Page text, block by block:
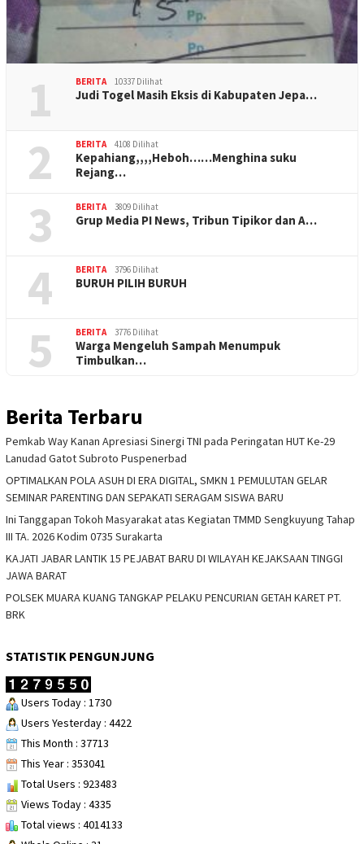
1 BERITA 10337 Dilihat
Judi Togel Masih Eksis di Kabupaten Jepa…
2 BERITA 4108 Dilihat
Kepahiang,,,,Heboh……Menghina suku
Rejang…
3 BERITA 3809 Dilihat
Grup Media PI News, Tribun Tipikor dan A…
4 BERITA 3796 Dilihat
BURUH PILIH BURUH
5 BERITA 3776 Dilihat
Warga Mengeluh Sampah Menumpuk
Timbulkan…
Berita Terbaru
Pemkab Way Kanan Apresiasi Sinergi TNI pada Peringatan HUT Ke-29
Lanudad Gatot Subroto Puspenerbad
OPTIMALKAN POLA ASUH DI ERA DIGITAL, SMKN 1 PEMULUTAN GELAR
SEMINAR PARENTING DAN SEPAKATI SERAGAM SISWA BARU
Ini Tanggapan Tokoh Masyarakat atas Kegiatan TMMD Sengkuyung Tahap
III TA. 2026 Kodim 0735 Surakarta
KAJATI JABAR LANTIK 15 PEJABAT BARU DI WILAYAH KEJAKSAAN TINGGI
JAWA BARAT
POLSEK MUARA KUANG TANGKAP PELAKU PENCURIAN GETAH KARET PT.
BRK
STATISTIK PENGUNJUNG
Users Today : 1730
Users Yesterday : 4422
This Month : 37713
This Year : 353041
Total Users : 923483
Views Today : 4335
Total views : 4014133